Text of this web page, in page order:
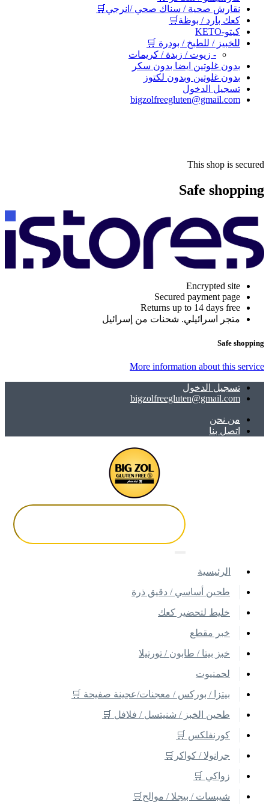
نقارش صحية / سناك صحي /انرجي🛒
كعك بارد / بوظة🛒
كيتو-KETO
للخبيز / للطبخ / بودرة 🛒
- زيوت / زبدة / كريمات
بدون غلوتين ايضا بدون سكر
بدون غلوتين وبدون لكتوز
تسجيل الدخول
bigzolfreegluten@gmail.com
This shop is secured
Safe shopping
Encrypted site
Secured payment page
Returns up to 14 days free
متجر اسرائيلي. شحنات من إسرائيل
Safe shopping
More information about this service
تسجيل الدخول
bigzolfreegluten@gmail.com
ﻣﻦ ﻧﺤﻦ
اتصل بنا
اﻟﺮﺋﻴﺴﻴﺔ
طحين أساسي / دقيق ذرة
خليط لتحضير كعك
خبر مقطع
خبز بيتا / طابون / تورتيلا
لحمنيوت
بيتزا / بوركس / معجنات/عجينة صفيحة 🛒
طحين الخبز / شنيتسل / فلافل 🛒
كورنفلكس 🛒
جرانولا / كواكر🛒
زواكي 🛒
شيبسات / بيجلا / موالح🛒